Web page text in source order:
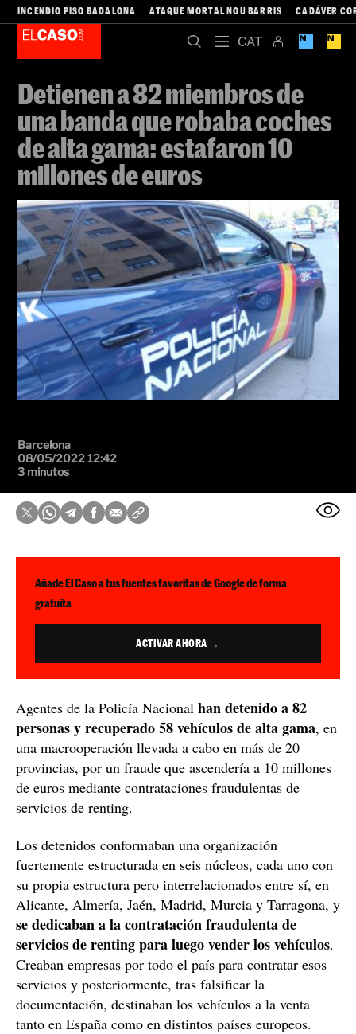
INCENDIO PISO BADALONA ATAQUE MORTAL NOU BARRIS CADÁVER
Detienen a 82 miembros de
una banda que robaba coches
de alta gama: estafaron 10
millones de euros
Barcelona
08/05/2022 12:42
3 minutos
Añade El Caso a tus fuentes favoritas de Google de forma
gratuita
ACTIVAR AHORA →
Agentes de la Policía Nacional han detenido a 82
personas y recuperado 58 vehículos de alta gama, en
una macrooperación llevada a cabo en más de 20
provincias, por un fraude que ascendería a 10 millones
de euros mediante contrataciones fraudulentas de
servicios de renting.
Los detenidos conformaban una organización
fuertemente estructurada en seis núcleos, cada uno con
su propia estructura pero interrelacionados entre sí, en
Alicante, Almería, Jaén, Madrid, Murcia y Tarragona, y
se dedicaban a la contratación fraudulenta de
servicios de renting para luego vender los vehículos.
Creaban empresas por todo el país para contratar esos
servicios y posteriormente, tras falsificar la
documentación, destinaban los vehículos a la venta
tanto en España como en distintos países europeos.